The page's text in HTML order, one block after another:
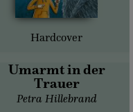
Hardcover
Umarmt in der
Trauer
Petra Hillebrand